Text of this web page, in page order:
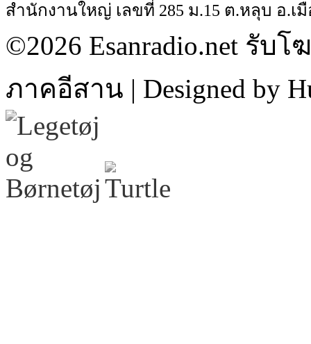
สำนักงานใหญ่ เลขที่ 285 ม.15 ต.หลุบ อ.เ
©2026 Esanradio.net รับ
ภาคอีสาน | Designed by